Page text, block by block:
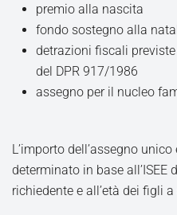
premio alla nascita
fondo sostegno alla
detrazioni fiscali
del DPR 917/1986
assegno per il nucleo
L’importo dell’assegno
determinato in base all’ISEE
richiedente e all’età dei figli